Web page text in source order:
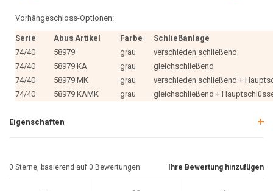
Vorhängeschloss-Optionen:
Serie Abus Artikel Farbe
Schließanlage
74/40
58979 grau
verschieden schließend
74/40
58979 KA grau
gleichschließend
74/40
58979 MK grau
verschieden schließend +
74/40
58979 KAMK grau gleichschließend +
Eigenschaften
Ihre Bewertung hinzufügen
0 Sterne, basierend auf 0 Bewertungen